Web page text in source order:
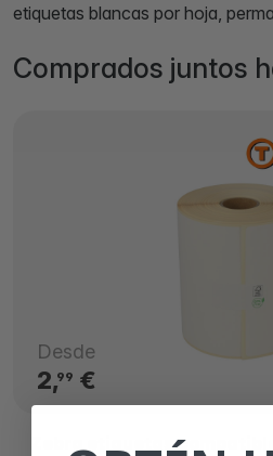
etiquetas blancas por hoja,
Comprados juntos
Desde
2,99 €
Zebra etiquetas